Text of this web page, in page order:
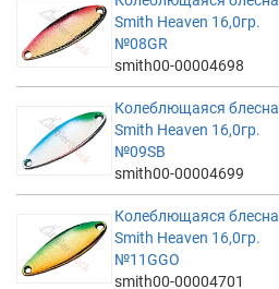
Smith Heaven 16,0гр.
№08GR
smith00-00004698
Колеблющаяся блесна
Smith Heaven 16,0гр.
№09SB
smith00-00004699
Колеблющаяся блесна
Smith Heaven 16,0гр.
№11GGO
smith00-00004701